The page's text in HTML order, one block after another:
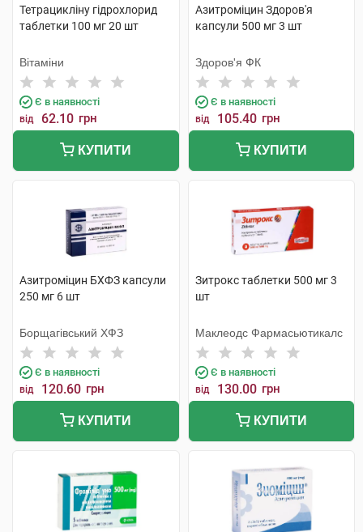
Тетрацикліну гідрохлорид
таблетки 100 мг 20 шт
Вітаміни
Є в наявності
від 62.10 грн
КУПИТИ
Азитроміцин Здоров'я
капсули 500 мг 3 шт
Здоров'я ФК
Є в наявності
від 105.40 грн
КУПИТИ
Азитроміцин БХФЗ капсули
250 мг 6 шт
Борщагівський ХФЗ
Є в наявності
від 120.60 грн
КУПИТИ
Зитрокс таблетки 500 мг 3
шт
Маклеодс Фармасьютикалс
Є в наявності
від 130.00 грн
КУПИТИ